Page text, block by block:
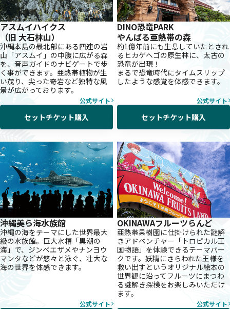
アスムイハイクス
（旧 大石林山）
沖縄本島の最北部にある四連の岩
山「アスムイ」の中腹に広がる森
を、音声ガイドのナビゲートで歩
く事ができます。亜熱帯植物が生
い茂り、尖った奇岩など独特な風
景が広がっております。
公式サイト
セットチケット購入
DINO恐竜PARK
やんばる亜熱帯の森
約1億年前にも生息していたとされ
るヒカゲヘゴの原生林に、太古の
恐竜が出現！
まるで恐竜時代にタイムスリップ
したような感覚を体感できます。
公式サイト
セットチケット購入
沖縄美ら海水族館
沖縄の海をテーマにした世界最大
級の水族館。巨大水槽「黒潮の
海」で、ジンベエザメやナンヨウ
マンタなどが悠々と泳ぐ、壮大な
海の世界を体感できます。
公式サイト
OKINAWAフルーツらんど
亜熱帯果樹園に仕掛けられた謎解
きアドベンチャー「トロピカル王
国物語」を体験できるテーマパー
クです。妖精にさらわれた王様を
救い出すというオリジナル絵本の
世界観に沿ってフルーツにまつわ
る謎解き探検をお楽しみいただけ
ます。
公式サイト